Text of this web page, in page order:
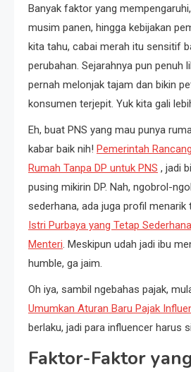
Banyak faktor yang
musim panen, hingga kebijakan
kita tahu, cabai merah itu sensitif
perubahan. Sejarahnya pun penuh
pernah melonjak tajam dan bikin
konsumen terjepit. Yuk kita gali
Eh, buat PNS yang mau punya
kabar baik nih! Pemerintah
Rumah Tanpa DP untuk PNS , jadi
pusing mikirin DP. Nah, ngobrol-
sederhana, ada juga profil menarik
Istri Purbaya yang Tetap
Menteri. Meskipun udah jadi ibu
humble, ga jaim.
Oh iya, sambil ngebahas pajak,
Umumkan Aturan Baru Pajak
berlaku, jadi para influencer harus
Faktor-Faktor yang